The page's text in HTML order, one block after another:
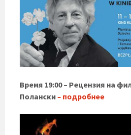
Время 19:00 – Рецензия на
Полански – подробнее